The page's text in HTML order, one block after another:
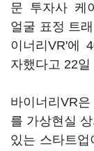
문 투자사 케
얼굴 표정 트
이너리VR'에
자했다고 22일
바이너리VR
를 가상현실
있는 스타트